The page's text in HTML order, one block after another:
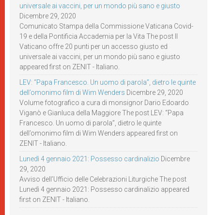
universale ai vaccini, per un mondo più sano e giusto
Dicembre 29, 2020
Comunicato Stampa della Commissione Vaticana Covid-
19 e della Pontificia Accademia per la Vita The post Il
Vaticano offre 20 punti per un accesso giusto ed
universale ai vaccini, per un mondo più sano e giusto
appeared first on ZENIT - Italiano.
LEV: “Papa Francesco. Un uomo di parola”, dietro le quinte
dell’omonimo film di Wim Wenders Dicembre 29, 2020
Volume fotografico a cura di monsignor Dario Edoardo
Viganò e Gianluca della Maggiore The post LEV: “Papa
Francesco. Un uomo di parola”, dietro le quinte
dell’omonimo film di Wim Wenders appeared first on
ZENIT - Italiano.
Lunedì 4 gennaio 2021: Possesso cardinalizio Dicembre
29, 2020
Avviso dell’Ufficio delle Celebrazioni Liturgiche The post
Lunedì 4 gennaio 2021: Possesso cardinalizio appeared
first on ZENIT - Italiano.